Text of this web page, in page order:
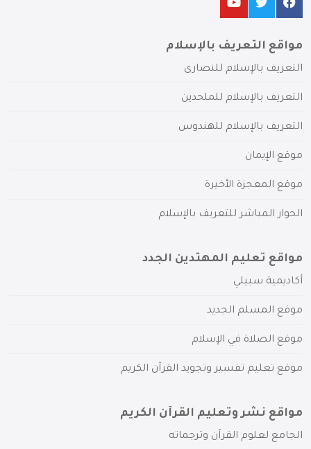
مواقع التعريف بالإسلام
التعريف بالإسلام للنصارى
التعريف بالإسلام للملحدين
التعريف بالإسلام للهندوس
موقع الإيمان
موقع المعجزة الأخيرة
الحوار المباشر للتعريف بالإسلام
مواقع تعليم المهتدين الجدد
أكاديمية سبيلي
موقع المسلم الجديد
موقع الصلاة في الإسلام
موقع تعليم تفسير وتجويد القرآن الكريم
مواقع نشر وتعليم القرآن الكريم
الجامع لعلوم القرآن وترجماته